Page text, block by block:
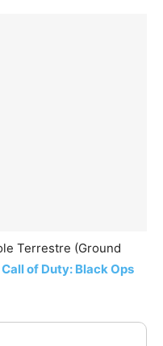
Terrestre (Ground
of Duty: Black Ops